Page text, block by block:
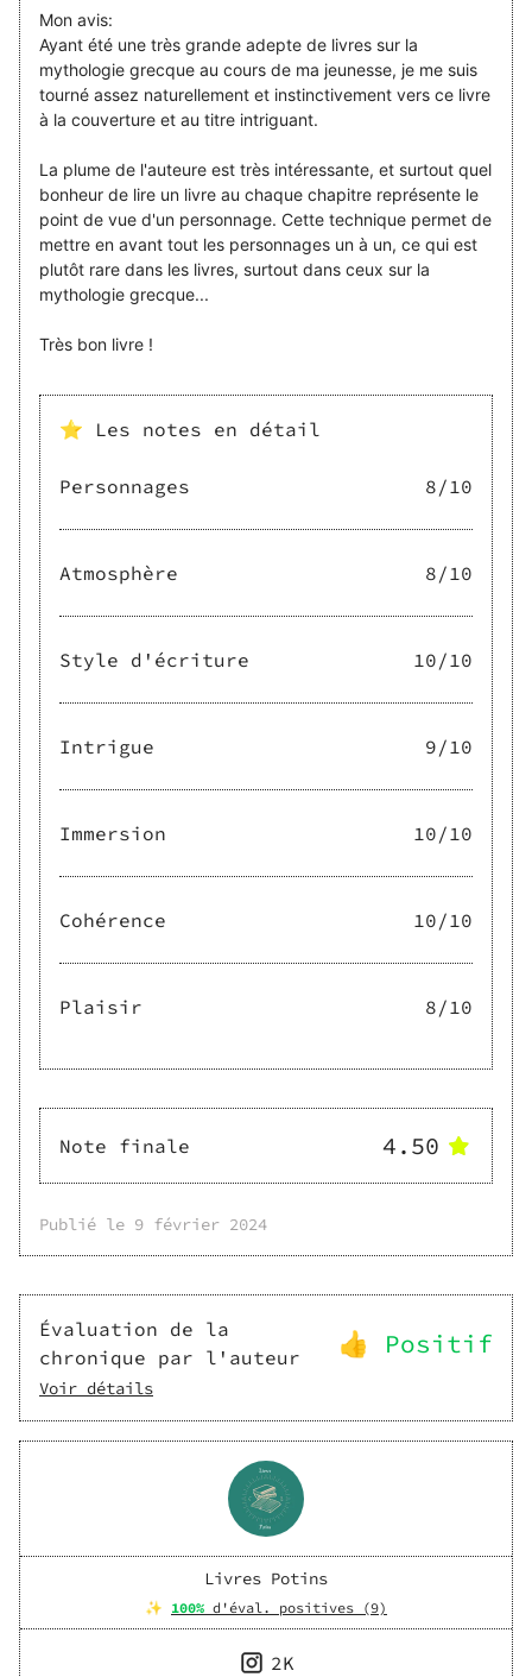
Mon avis:
Ayant été une très grande adepte de livres sur la
mythologie grecque au cours de ma jeunesse, je me suis
tourné assez naturellement et instinctivement vers ce livre
à la couverture et au titre intriguant.
La plume de l'auteure est très intéressante, et surtout quel
bonheur de lire un livre au chaque chapitre représente le
point de vue d'un personnage. Cette technique permet de
mettre en avant tout les personnages un à un, ce qui est
plutôt rare dans les livres, surtout dans ceux sur la
mythologie grecque...
Très bon livre !
⭐ Les notes en détail
Personnages 8/10
Atmosphère 8/10
Style d'écriture 10/10
Intrigue 9/10
Immersion 10/10
Cohérence 10/10
Plaisir 8/10
Note finale 4.50
Publié le 9 février 2024
Évaluation de la
chronique par l'auteur
👍 Positif
Voir détails
Livres Potins
✨ 100% d'éval. positives (9)
2K